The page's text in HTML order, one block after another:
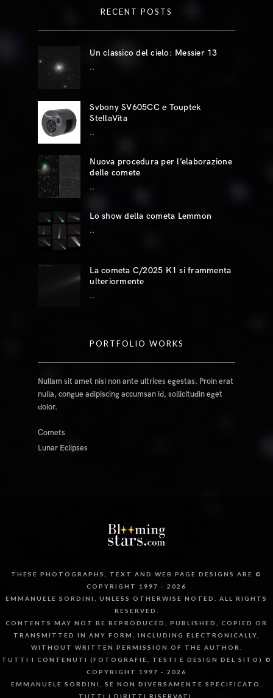
RECENT POSTS
Un classico del cielo: Messier 13
..
Svbony SV605CC e Touptek
StellaVita
..
Nuova procedura per l’elaborazione
delle comete
..
Lo show della cometa Lemmon
..
La cometa C/2025 K1 si frammenta
ulteriormente
..
PORTFOLIO WORKS
Nullam sit amet nisi non ante ultrices egestas. Proin erat
nulla, congue adipiscing accumsan id, sollicitudin eget
dolor.
Comets
Lunar Eclipses
THESE PHOTOGRAPHS, TEXT AND WEB PAGE DESIGNS ARE ©
COPYRIGHT 1997 - 2026
EMMANUELE SORDINI, UNLESS OTHERWISE NOTED. ALL RIGHTS
RESERVED.
CONTENTS MAY NOT BE REPRODUCED, PUBLISHED, COPIED OR
TRANSMITTED IN ANY FORM, INCLUDING ELECTRONICALLY,
WITHOUT WRITTEN PERMISSION OF THE AUTHOR.
TUTTI I CONTENUTI (FOTOGRAFIE, TESTI E DESIGN DEL SITO) ©
COPYRIGHT 1997 - 2026
EMMANUELE SORDINI, SE NON DIVERSAMENTE SPECIFICATO.
TUTTI I DIRITTI RISERVATI.